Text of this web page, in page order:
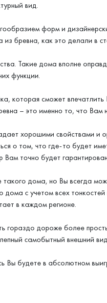
вид.
форм и
из бревна, как это делали в
Такие дома вполне
функции.
которая сможет
– это именно то, что Вам
хорошими свойствами и
о том, что где-то будет
Вам точно будет
дома, но Вы всегда
с учетом всех тонкостей
в каждом регионе.
гораздо дороже более
самобытный внешний
Вы будете в абсолютном